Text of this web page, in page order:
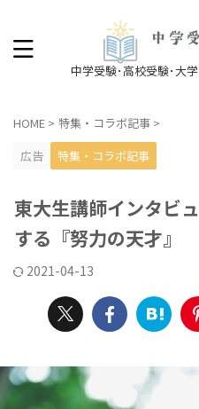
中学受験･高校受験･大
HOME > 特集・コラボ記事 >
広告
特集・コラボ記事
東大生講師インタビ
する『努力の天才』
2021-04-13